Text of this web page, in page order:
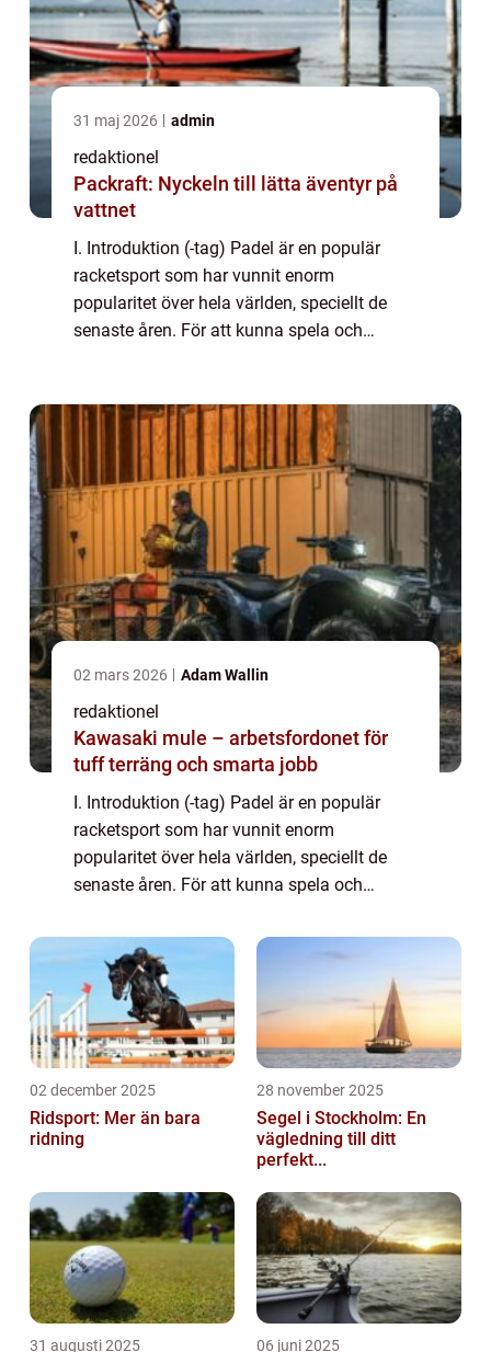
31 maj 2026 admin
redaktionel
Packraft: Nyckeln till lätta äventyr på
vattnet
I. Introduktion (-tag) Padel är en populär
racketsport som har vunnit enorm
popularitet över hela världen, speciellt de
senaste åren. För att kunna spela och
02 mars 2026 Adam Wallin
redaktionel
Kawasaki mule – arbetsfordonet för
tuff terräng och smarta jobb
I. Introduktion (-tag) Padel är en populär
racketsport som har vunnit enorm
popularitet över hela världen, speciellt de
senaste åren. För att kunna spela och
”nivåer padel”. I denna artikel k...
02 december 2025
Ridsport: Mer än bara
ridning
28 november 2025
Segel i Stockholm: En
vägledning till ditt
perfekt...
31 augusti 2025 06 juni 2025